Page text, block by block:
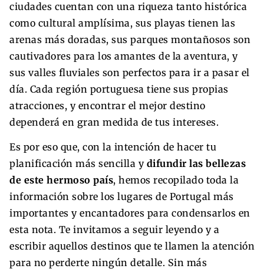
ciudades cuentan con una riqueza tanto histórica
como cultural amplísima, sus playas tienen las
arenas más doradas, sus parques montañosos son
cautivadores para los amantes de la aventura, y
sus valles fluviales son perfectos para ir a pasar el
día. Cada región portuguesa tiene sus propias
atracciones, y encontrar el mejor destino
dependerá en gran medida de tus intereses.
Es por eso que, con la intención de hacer tu
planificación más sencilla y difundir las bellezas
de este hermoso país, hemos recopilado toda la
información sobre los lugares de Portugal más
importantes y encantadores para condensarlos en
esta nota. Te invitamos a seguir leyendo y a
escribir aquellos destinos que te llamen la atención
para no perderte ningún detalle. Sin más